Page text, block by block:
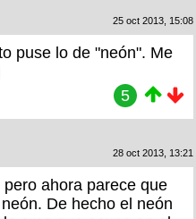
25 oct 2013, 15:08
puse lo de "neón". Me
5
28 oct 2013, 13:21
ahora parece que
De hecho el neón